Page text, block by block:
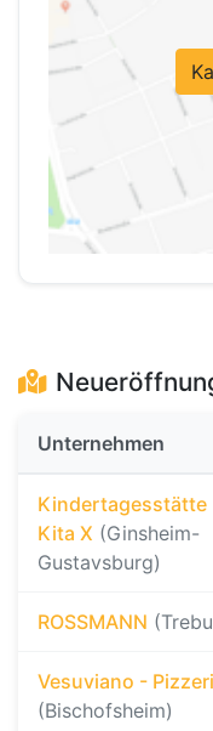
Unternehmen
Kindertagesstätte
Kita X (Ginsheim-
Gustavsburg)
ROSSMANN
Vesuviano -
(Bischofsheim)